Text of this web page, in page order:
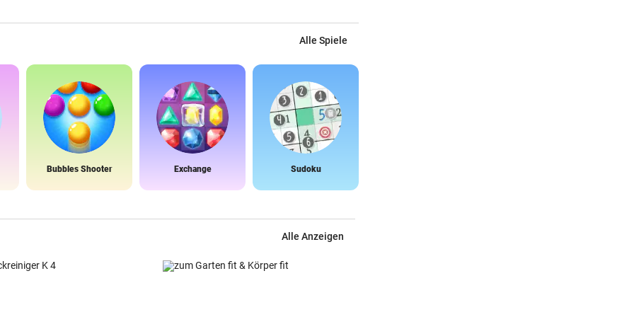
Alle Spiele
Bubbles Shooter Exchange Sudoku
Alle Anzeigen